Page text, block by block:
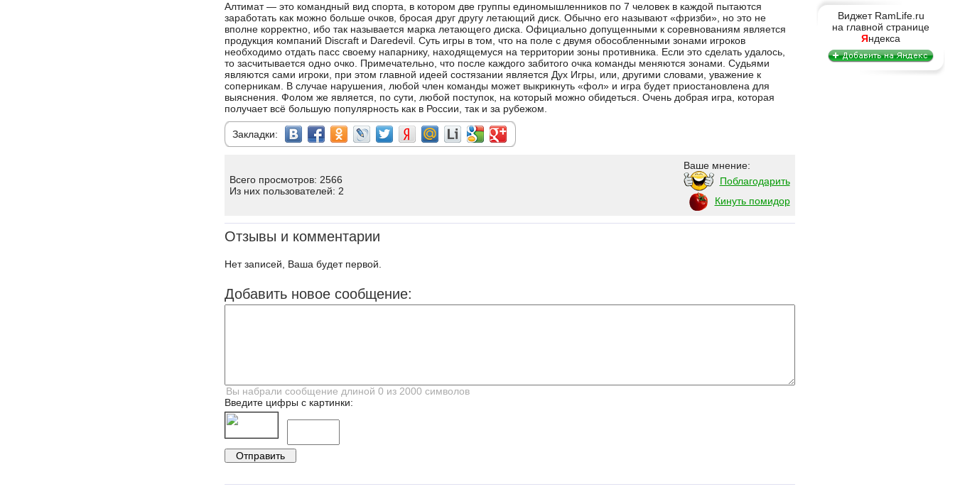
Алтимат — это командный вид спорта, в котором две группы единомышленников по 7 человек в каждой пытаются
заработать как можно больше очков, бросая друг другу летающий диск. Обычно его называют «фризби», но это не
вполне корректно, ибо так называется марка летающего диска. Официально допущенными к соревнованиям является
продукция компаний Discraft и Daredevil. Суть игры в том, что на поле с двумя обособленными зонами игроков
необходимо отдать пасс своему напарнику, находящемуся на территории зоны противника. Если это сделать удалось,
то засчитывается одно очко. Примечательно, что после каждого забитого очка команды меняются зонами. Судьями
являются сами игроки, при этом главной идеей состязании является Дух Игры, или, другими словами, уважение к
соперникам. В случае нарушения, любой член команды может выкрикнуть «фол» и игра будет приостановлена для
выяснения. Фолом же является, по сути, любой поступок, на который можно обидеться. Очень добрая игра, которая
получает всё большую популярность как в России, так и за рубежом.
Закладки:
Всего просмотров: 2566
Из них пользователей: 2
Ваше мнение:
Поблагодарить
Кинуть помидор
Отзывы и комментарии
Нет записей, Ваша будет первой.
Добавить новое сообщение:
Введите цифры с картинки:
Виджет RamLife.ru
на главной странице
Яндекса